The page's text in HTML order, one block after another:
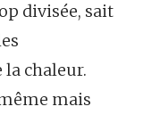
divisée, sait
chaleur.
mais